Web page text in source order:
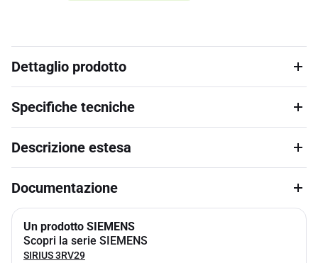
Dettaglio prodotto
Specifiche tecniche
Descrizione estesa
Documentazione
Un prodotto SIEMENS
Scopri la serie SIEMENS
SIRIUS 3RV29